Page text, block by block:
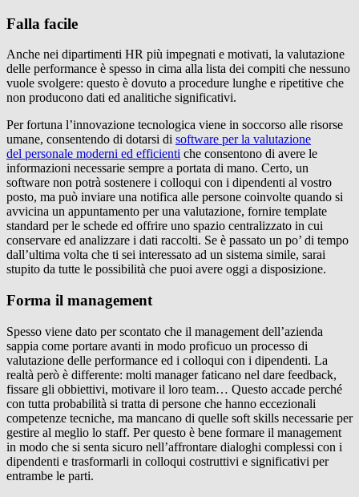
Falla facile
Anche nei dipartimenti HR più impegnati e motivati, la valutazione
delle performance è spesso in cima alla lista dei compiti che nessuno
vuole svolgere: questo è dovuto a procedure lunghe e ripetitive che
non producono dati ed analitiche significativi.
Per fortuna l’innovazione tecnologica viene in soccorso alle risorse
umane, consentendo di dotarsi di software per la valutazione
del personale moderni ed efficienti che consentono di avere le
informazioni necessarie sempre a portata di mano. Certo, un
software non potrà sostenere i colloqui con i dipendenti al vostro
posto, ma può inviare una notifica alle persone coinvolte quando si
avvicina un appuntamento per una valutazione, fornire template
standard per le schede ed offrire uno spazio centralizzato in cui
conservare ed analizzare i dati raccolti. Se è passato un po’ di tempo
dall’ultima volta che ti sei interessato ad un sistema simile, sarai
stupito da tutte le possibilità che puoi avere oggi a disposizione.
Forma il management
Spesso viene dato per scontato che il management dell’azienda
sappia come portare avanti in modo proficuo un processo di
valutazione delle performance ed i colloqui con i dipendenti. La
realtà però è differente: molti manager faticano nel dare feedback,
fissare gli obbiettivi, motivare il loro team… Questo accade perché
con tutta probabilità si tratta di persone che hanno eccezionali
competenze tecniche, ma mancano di quelle soft skills necessarie per
gestire al meglio lo staff. Per questo è bene formare il management
in modo che si senta sicuro nell’affrontare dialoghi complessi con i
dipendenti e trasformarli in colloqui costruttivi e significativi per
entrambe le parti.